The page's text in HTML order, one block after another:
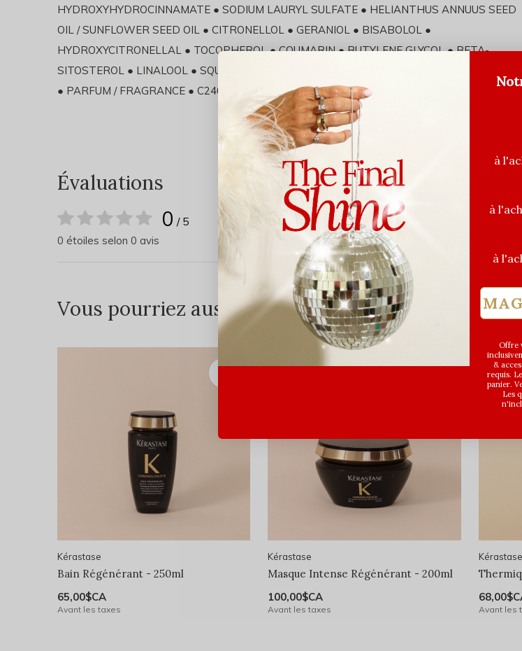
HYDROXYHYDROCINNAMATE ● SODIUM LAURYL SULFATE ● HELIANTHUS ANNUUS SEED
OIL / SUNFLOWER SEED OIL ● CITRONELLOL ● GERANIOL ● BISABOLOL ●
HYDROXYCITRONELLAL ● TOCOPHEROL ● COUMARIN ● BUTYLENE GLYCOL ● BETA-
SITOSTEROL ● LINALOOL ● SQUALENE ● TIN OXIDE ● ALTEROMONAS FERMENT EXTRACT
● PARFUM / FRAGRANCE ● C240231/1
Évaluations
0 / 5
0 étoiles selon 0 avis
Vous pourriez aussi aimer...
Kérastase
Bain Régénérant - 250ml
65,00$CA
Avant les taxes
Kérastase
Masque Intense Régénérant - 200ml
100,00$CA
Avant les taxes
Kérastase
Avant les
à
à
à
Offre
&
requis.
panier.
Les